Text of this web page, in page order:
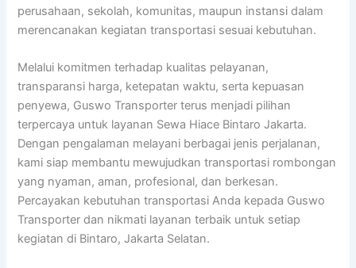
perusahaan, sekolah, komunitas, maupun instansi dalam
merencanakan kegiatan transportasi sesuai kebutuhan.
Melalui komitmen terhadap kualitas pelayanan,
transparansi harga, ketepatan waktu, serta kepuasan
penyewa, Guswo Transporter terus menjadi pilihan
terpercaya untuk layanan Sewa Hiace Bintaro Jakarta.
Dengan pengalaman melayani berbagai jenis perjalanan,
kami siap membantu mewujudkan transportasi rombongan
yang nyaman, aman, profesional, dan berkesan.
Percayakan kebutuhan transportasi Anda kepada Guswo
Transporter dan nikmati layanan terbaik untuk setiap
kegiatan di Bintaro, Jakarta Selatan.